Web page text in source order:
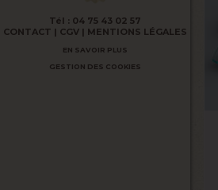
Tél : 04 75 43 02 57
CONTACT
CGV MENTIONS LÉGALES
EN SAVOIR PLUS
GESTION DES COOKIES